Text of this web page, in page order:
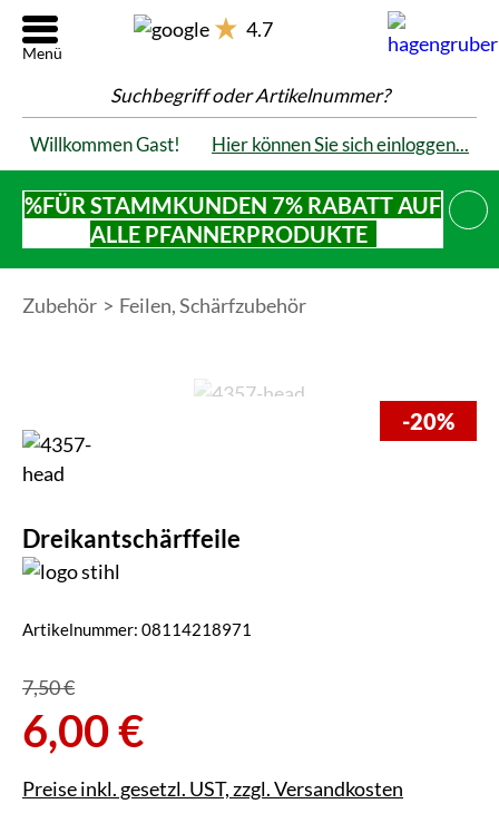
4.7
Suchbegriff oder Artikelnummer?
Willkommen Gast! Hier können Sie sich einloggen...
%FÜR STAMMKUNDEN 7% RABATT AUF
ALLE PFANNERPRODUKTE
Zubehör Feilen, Schärfzubehör
Dreikantschärffeile
Artikelnummer: 08114218971
7,50 €
6,00 €
Preise inkl. gesetzl. UST, zzgl. Versandkosten
-20%